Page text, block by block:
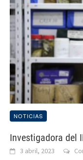
NOTICIAS
Investigadora del
3 abril, 2023